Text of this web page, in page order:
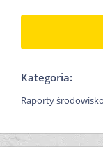
Kategoria:
Raporty